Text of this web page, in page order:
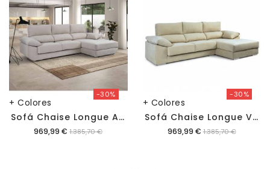
+ Colores
-30%
S
Ofá Chaise Longue Alaska Bronx
Precio
969,99 € 1.385,70 €
+ Colores
-30%
S
Ofá Chaise Longue Vegas Aura
Precio
969,99 € 1.385,70 €